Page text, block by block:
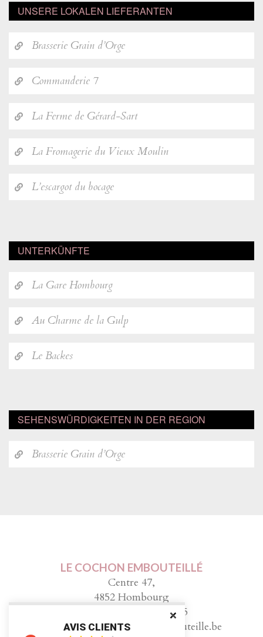
UNSERE LOKALEN LIEFERANTEN
Brasserie Grain d’Orge
Commanderie 7
La Ferme de Gérard-Sart
La Fromagerie du Vieux Moulin
L’escargot du bocage
UNTERKÜNFTE
La Gare Hombourg
Au Charme de la Gulp
Le Backes
SEHENSWÜRDIGKEITEN IN DER REGION
Brasserie Grain d’Orge
LE COCHON EMBOUTEILLÉ
Centre 47,
4852 Hombourg
0032 (0)87/78.78.85
Email : info@le-cochon-embouteille.be
AVIS CLIENTS